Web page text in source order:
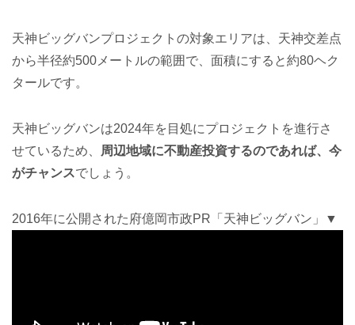
天神ビッグバンプロジェクトの対象エリアは、天神交差点
から半径約500メートルの範囲で、面積にすると約80ヘク
タールです。
天神ビッグバンは2024年を目処にプロジェクトを進行さ
せているため、
周辺地域に不動産投資するのであれば、今
がチャンスでしょう。
2016年に公開された府億岡市政PR「天神ビッグバン」▼